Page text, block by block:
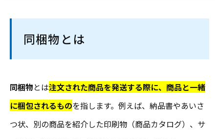
同梱物とは
同梱物とは注文された商品を発送する際に、商品と一緒
に梱包されるものを指します。例えば、納品書やあいさ
つ状、別の商品を紹介した印刷物（商品カタログ）、サ